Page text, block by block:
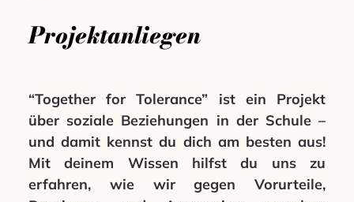
Projektanliegen
“Together for Tolerance” ist ein Projekt
über soziale Beziehungen in der Schule –
und damit kennst du dich am besten aus!
Mit deinem Wissen hilfst du uns zu
erfahren, wie wir gegen Vorurteile,